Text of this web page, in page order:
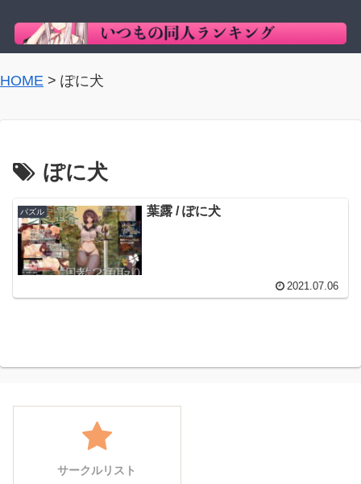
HOME > ぽに犬
ぽに犬
パズル 葉露 / ぽに犬
2021.07.06
サークルリスト